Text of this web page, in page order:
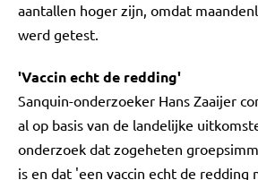
aantallen hoger zijn, omdat
werd getest.
'Vaccin echt de redding'
Sanquin-onderzoeker Hans Zaaijer
al op basis van de landelijke
onderzoek dat zogeheten
is en dat 'een vaccin echt de redding